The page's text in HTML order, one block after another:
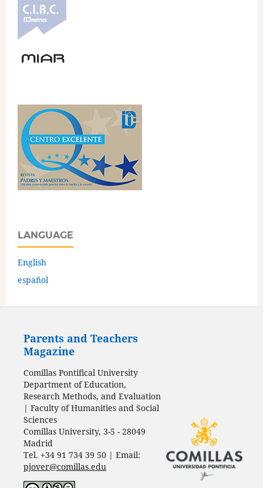
LANGUAGE
English
español
Parents and Teachers
Magazine
Comillas Pontifical University
Department of Education,
Research Methods, and Evaluation
| Faculty of Humanities and Social
Sciences
Comillas University, 3-5 - 28049
Madrid
Tel. +34 91 734 39 50 | Email:
pjover@comillas.edu